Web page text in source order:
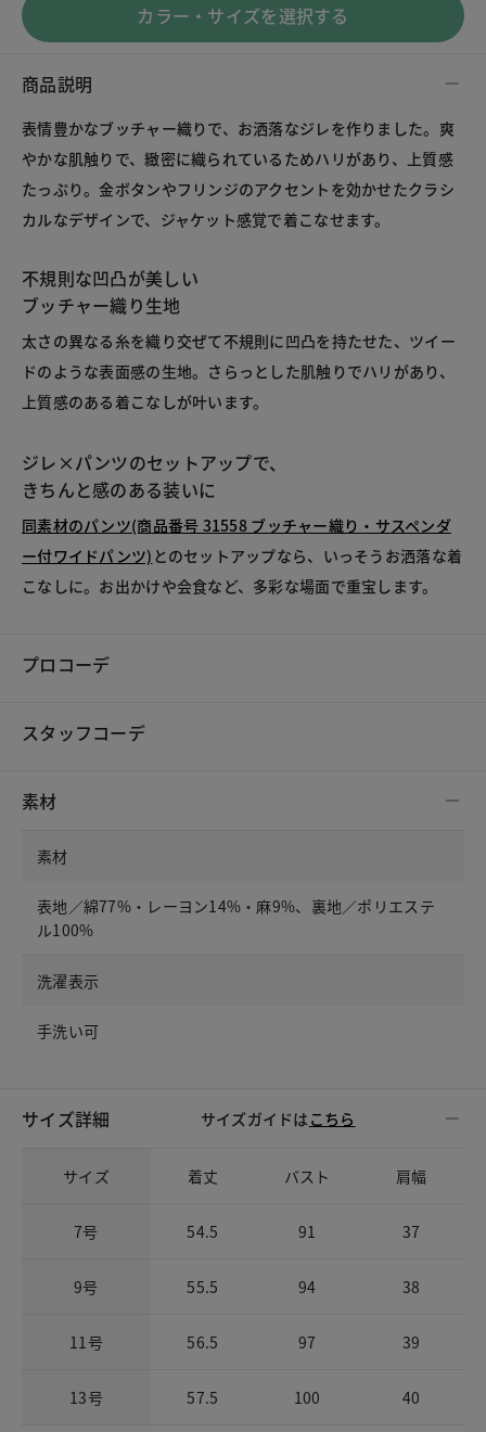
カラー・サイズを選択する
商品説明
表情豊かなブッチャー織りで、お洒落なジレを作りました。爽
やかな肌触りで、緻密に織られているためハリがあり、上質感
たっぷり。金ボタンやフリンジのアクセントを効かせたクラシ
カルなデザインで、ジャケット感覚で着こなせます。
不規則な凹凸が美しい
ブッチャー織り生地
太さの異なる糸を織り交ぜて不規則に凹凸を持たせた、ツイー
ドのような表面感の生地。さらっとした肌触りでハリがあり、
上質感のある着こなしが叶います。
ジレ×パンツのセットアップで、
きちんと感のある装いに
同素材のパンツ(商品番号 31558 ブッチャー織り・サスペンダ
ー付ワイドパンツ) とのセットアップなら、いっそうお洒落な着
こなしに。お出かけや会食など、多彩な場面で重宝します。
プロコーデ
スタッフコーデ
素材
素材
表地／綿77%・レーヨン14%・麻9%、裏地／ポリエステ
ル100%
洗濯表示
手洗い可
サイズ詳細 サイズガイドは こちら
サイズ 着丈 バスト 肩幅
7号 54.5 91 37
9号 55.5 94 38
11号 56.5 97 39
13号 57.5 100 40